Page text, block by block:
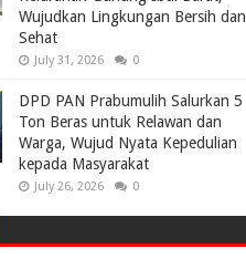
Wujudkan Lingkungan Bersih dan
Sehat
July 31, 2026 0
DPD PAN Prabumulih Salurkan 5
Ton Beras untuk Relawan dan
Warga, Wujud Nyata Kepedulian
kepada Masyarakat
July 26, 2026 0